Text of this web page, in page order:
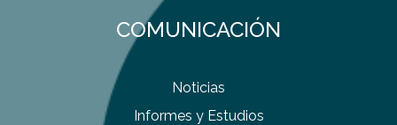
COMUNICACIÓN
Noticias
Informes y Estudios